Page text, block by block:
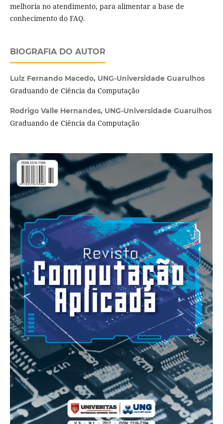
melhoria no atendimento, para alimentar a base de
conhecimento do FAQ.
BIOGRAFIA DO AUTOR
Luiz Fernando Macedo, UNG-Universidade Guarulhos
Graduando de Ciência da Computação
Rodrigo Valle Hernandes, UNG-Universidade Guarulhos
Graduando de Ciência da Computação